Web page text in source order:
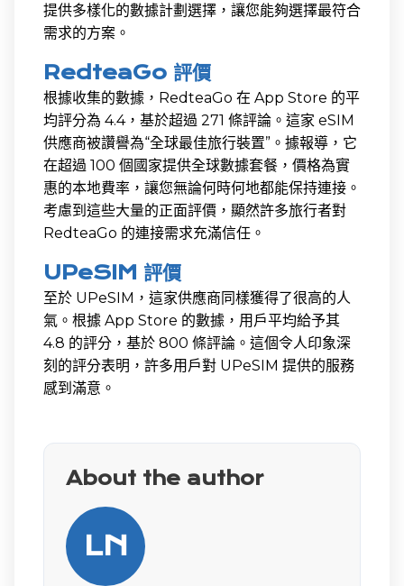
提供多樣化的數據計劃選擇，讓您能夠選擇最符合
需求的方案。
RedteaGo 評價
根據收集的數據，RedteaGo 在 App Store 的平
均評分為 4.4，基於超過 271 條評論。這家 eSIM
供應商被讚譽為“全球最佳旅行裝置”。據報導，它
在超過 100 個國家提供全球數據套餐，價格為實
惠的本地費率，讓您無論何時何地都能保持連接。
考慮到這些大量的正面評價，顯然許多旅行者對
RedteaGo 的連接需求充滿信任。
UPeSIM 評價
至於 UPeSIM，這家供應商同樣獲得了很高的人
氣。根據 App Store 的數據，用戶平均給予其
4.8 的評分，基於 800 條評論。這個令人印象深
刻的評分表明，許多用戶對 UPeSIM 提供的服務
感到滿意。
About the author
LN